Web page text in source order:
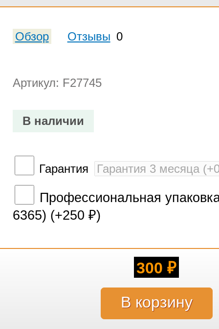
Обзор Отзывы 0
Артикул: F27745
В наличии
Гарантия
Профессиональная
6365) (+250 ₽)
300 ₽